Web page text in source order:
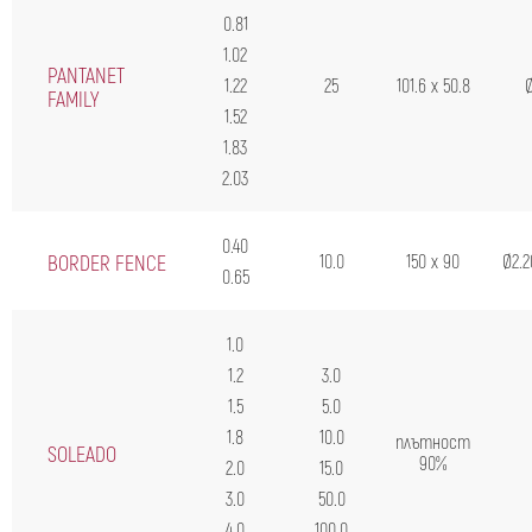
PANTANET
FAMILY
0.81
1.02
1.22
1.52
1.83
2.03
25 101.6 х 50.8
BORDER FENCE
0.40
0.65
10.0 150 x 90
SOLEADO
1.0
1.2
1.5
1.8
2.0
3.0
3.0
5.0
10.0
15.0
50.0
плътност
90%